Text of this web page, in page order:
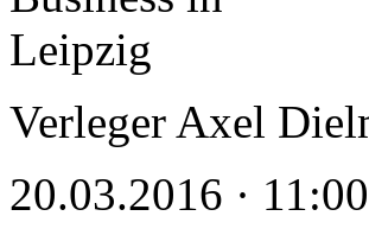
Verleger Axel
20.03.2016 · 11:00